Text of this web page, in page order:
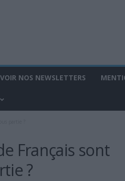
NOS NEWSLETTERS
Français sont
?